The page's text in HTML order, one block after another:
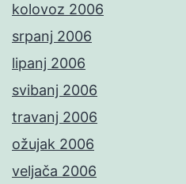
kolovoz 2006
srpanj 2006
lipanj 2006
svibanj 2006
travanj 2006
ožujak 2006
veljača 2006